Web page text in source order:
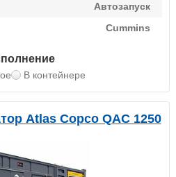
Автозапуск
Cummins
В контейнере
Atlas Copco QAC 1250